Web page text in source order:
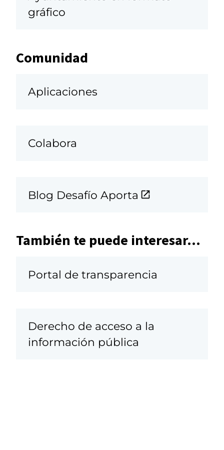
gráfico
Comunidad
Aplicaciones
Colabora
Blog Desafío Aporta
También te puede interesar...
Portal de transparencia
Derecho de acceso a la
información pública